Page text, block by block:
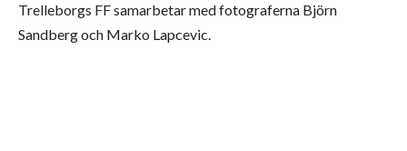
Trelleborgs FF samarbetar med fotograferna Björn
Sandberg och Marko Lapcevic.